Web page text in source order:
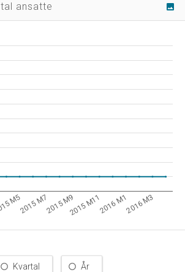
ansatte image
M52015 M72015 M92015 M112016 M12016 M3
Kvartal År